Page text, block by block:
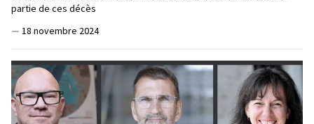
partie de ces décès
— 18 novembre 2024